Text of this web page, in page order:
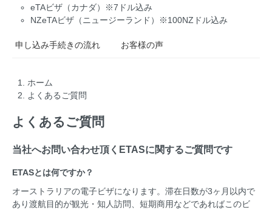
eTAビザ（カナダ）※7ドル込み
NZeTAビザ（ニュージーランド）※100NZドル込み
申し込み手続きの流れ お客様の声
ホーム
よくあるご質問
よくあるご質問
当社へお問い合わせ頂くETASに関するご質問です
ETASとは何ですか？
オーストラリアの電子ビザになります。滞在日数が3ヶ月以内で
あり渡航目的が観光・知人訪問、短期商用などであればこのビ